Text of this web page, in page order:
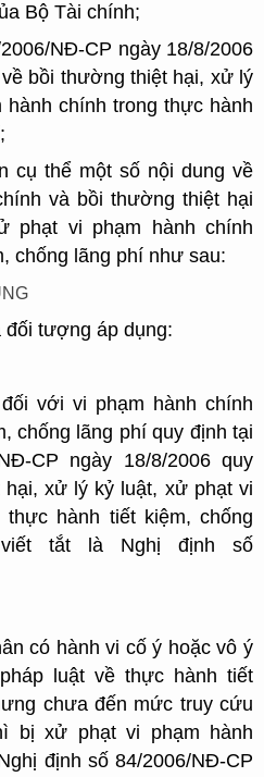
Bộ Tài chính;
NĐ-CP ngày 18/8/2006
bồi thường thiệt hại, xử lý
chính trong thực hành
cụ thể một số nội dung về
và bồi thường thiệt hại
phạt vi phạm hành chính
chống lãng phí như sau:
đối tượng áp dụng:
với vi phạm hành chính
chống lãng phí quy định tại
CP ngày 18/8/2006 quy
xử lý kỷ luật, xử phạt vi
hành tiết kiệm, chống
tắt là Nghị định số
có hành vi cố ý hoặc vô ý
luật về thực hành tiết
chưa đến mức truy cứu
bị xử phạt vi phạm hành
định số 84/2006/NĐ-CP